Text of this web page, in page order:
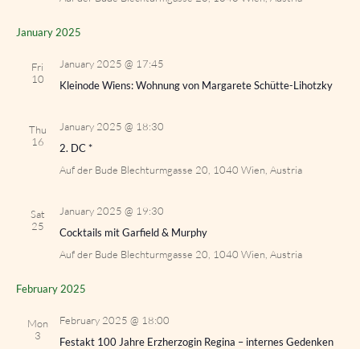
January 2025
Fri
10
January 2025 @ 17:45
Kleinode Wiens: Wohnung von Margarete Schütte-Lihotzky
Thu
16
January 2025 @ 18:30
2. DC *
Auf der Bude Blechturmgasse 20, 1040 Wien, Austria
Sat
25
January 2025 @ 19:30
Cocktails mit Garfield & Murphy
Auf der Bude Blechturmgasse 20, 1040 Wien, Austria
February 2025
Mon
3
February 2025 @ 18:00
Festakt 100 Jahre Erzherzogin Regina – internes Gedenken